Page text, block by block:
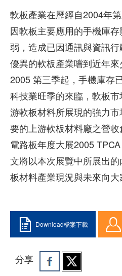
軟板產業在歷經自2004年
因軟板主要應用的手機庫
弱，造成已因通訊與資訊
優異的軟板產業嚐到近年
2005 第三季起，手機庫存
科技業旺季的來臨，軟板
游軟板材料所展現的強力
要的上游軟板材料廠之營
電路板年度大展2005
文將以本次展覽中所展出
板材料產業現況與未來向大
Download檔案下載
分享